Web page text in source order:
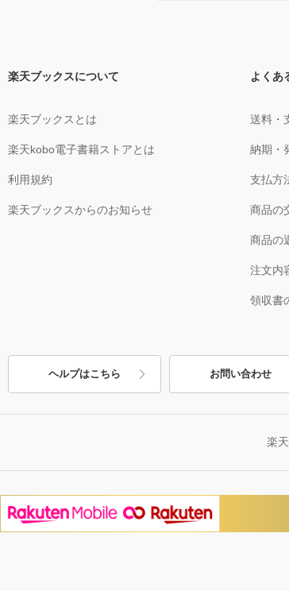
楽天ブックスについて
楽天ブックスとは
楽天kobo電子書籍ストアとは
利用規約
楽天ブックスからのお知らせ
よくあ
送料・
納期・
支払方
商品の
商品の
注文内
領収書
ヘルプはこちら お問い合わせ
楽